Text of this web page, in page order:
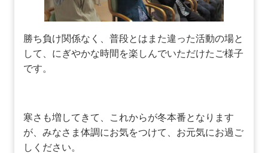
勝ち負け関係なく、普段とはまた違った活動の場と
して、にぎやかな時間を楽しんでいただけたご様子
です。
寒さも増してきて、これからが冬本番となります
が、みなさま体調にお気をつけて、お元気にお過ご
しください。